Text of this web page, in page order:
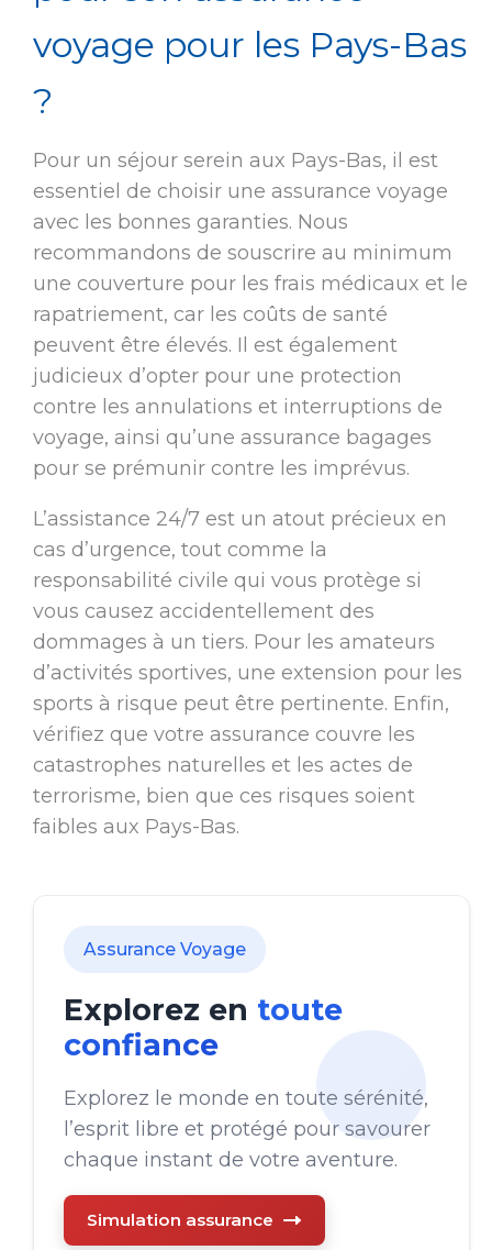
voyage pour les Pays-Bas
?
Pour un séjour serein aux Pays-Bas, il est
essentiel de choisir une assurance voyage
avec les bonnes garanties. Nous
recommandons de souscrire au minimum
une couverture pour les frais médicaux et le
rapatriement, car les coûts de santé
peuvent être élevés. Il est également
judicieux d’opter pour une protection
contre les annulations et interruptions de
voyage, ainsi qu’une assurance bagages
pour se prémunir contre les imprévus.
L’assistance 24/7 est un atout précieux en
cas d’urgence, tout comme la
responsabilité civile qui vous protège si
vous causez accidentellement des
dommages à un tiers. Pour les amateurs
d’activités sportives, une extension pour les
sports à risque peut être pertinente. Enfin,
vérifiez que votre assurance couvre les
catastrophes naturelles et les actes de
terrorisme, bien que ces risques soient
faibles aux Pays-Bas.
Assurance Voyage
Explorez en toute
confiance
Explorez le monde en toute sérénité,
l’esprit libre et protégé pour savourer
chaque instant de votre aventure.
Simulation assurance